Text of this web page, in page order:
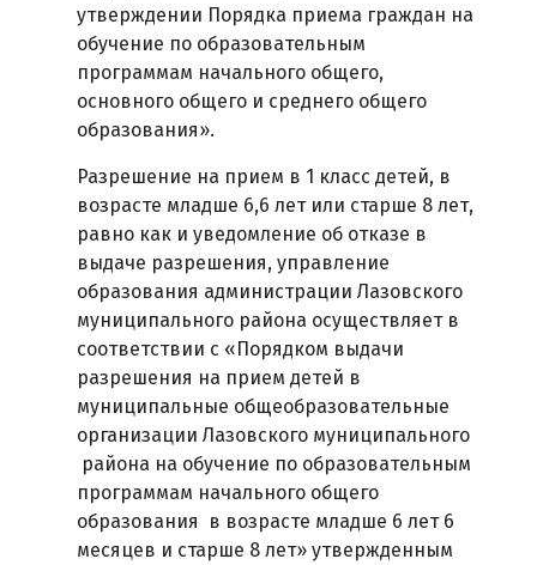
утверждении Порядка приема граждан на
обучение по образовательным
программам начального общего,
основного общего и среднего общего
образования».
Разрешение на прием в 1 класс детей, в
возрасте младше 6,6 лет или старше 8 лет,
равно как и уведомление об отказе в
выдаче разрешения, управление
образования администрации Лазовского
муниципального района осуществляет в
соответствии с «Порядком выдачи
разрешения на прием детей в
муниципальные общеобразовательные
организации Лазовского муниципального
района на обучение по образовательным
программам начального общего
образования в возрасте младше 6 лет 6
месяцев и старше 8 лет» утвержденным